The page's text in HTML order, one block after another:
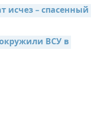
исчез – спасенный
ВСУ в